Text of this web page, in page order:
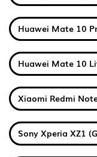
Huawei Mate 10
Huawei Mate 10
Xiaomi Redmi
Sony Xperia XZ1